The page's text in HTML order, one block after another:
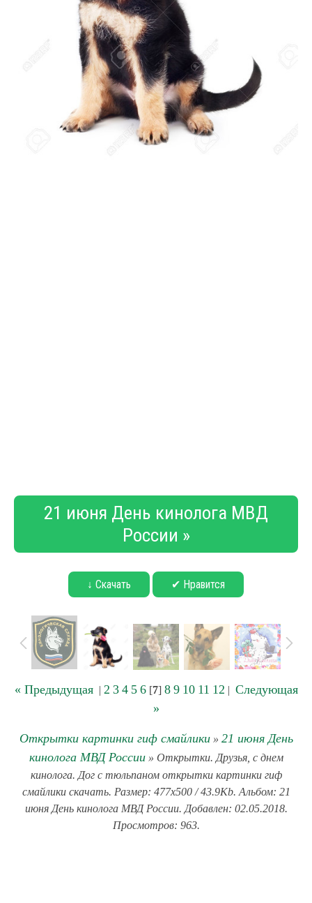
21 июня День кинолога МВД
России »
↓ Скачать ✔ Нравится
« Предыдущая| 2 3 4 5 6[7] 8 9 10 11 12 | Следующая
»
Открытки картинки гиф смайлики» 21 июня День
кинолога МВД России» Открытки. Друзья, с днем
кинолога. Дог с тюльпаном открытки картинки гиф
смайлики скачать. Размер: 477x500 / 43.9Kb. Альбом: 21
июня День кинолога МВД России. Добавлен: 02.05.2018.
Просмотров: 963.